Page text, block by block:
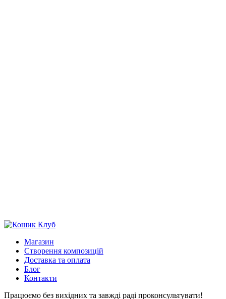
Магазин
Створення композицій
Доставка та оплата
Блог
Контакти
Працюємо без вихідних та завжді раді проконсультувати!